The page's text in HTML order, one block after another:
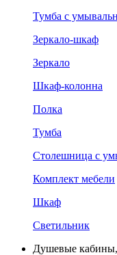
Тумба с
Зеркало-шкаф
Зеркало
Шкаф-колонна
Полка
Тумба
Столешница с
Комплект мебели
Шкаф
Светильник
Душевые